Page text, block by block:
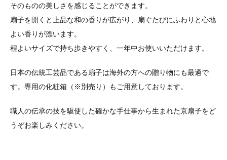
そのものの美しさを感じることができます。
扇子を開くと上品な和の香りが広がり、扇ぐたびにふわりと心地
よい香りが漂います。
程よいサイズで持ち歩きやすく、一年中お使いいただけます。
日本の伝統工芸品である扇子は海外の方への贈り物にも最適で
す。専用の化粧箱（※別売り）もご用意しております。
職人の伝承の技を駆使した確かな手仕事から生まれた京扇子をど
うぞお楽しみください。